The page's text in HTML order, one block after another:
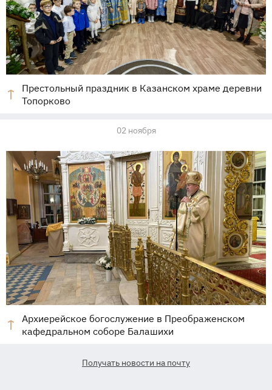
Престольный праздник в Казанском храме деревни
Топорково
02 ноября
Архиерейское богослужение в Преображенском
кафедральном соборе Балашихи
Получать новости на почту